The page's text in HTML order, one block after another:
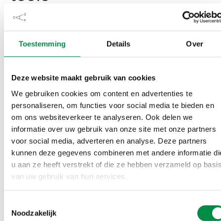
Toestemming Details Over
Deze website maakt gebruik van cookies
We gebruiken cookies om content en advertenties te
personaliseren, om functies voor social media te bieden en
om ons websiteverkeer te analyseren. Ook delen we
informatie over uw gebruik van onze site met onze partners
voor social media, adverteren en analyse. Deze partners
kunnen deze gegevens combineren met andere informatie
u aan ze heeft verstrekt of die ze hebben verzameld op
van uw gebruik van hun services.
Noodzakelijk
De bijeenkomst leverde niet alleen inspiratie op, maar
ook concrete handvatten. Deelnemers gingen naar
huis met praktische tools en een duidelijke opdracht
van Olde Monnikhof: ‘Stel jezelf de vraag: wat heb ik
deze maand gedaan om kwaliteit van leven én werken
De dag werd mede mogelijk gemaakt doorMDIEU-
subsidievan het ministerie van Sociale Zaken en
Werkgelegenheid. Voor veel deelnemers was de dag
een gelegenheid om met collega’s van andere
scholen ervaringen uit te wisselen en samen te
werken aan een vitaler mbo.
Over Stichting